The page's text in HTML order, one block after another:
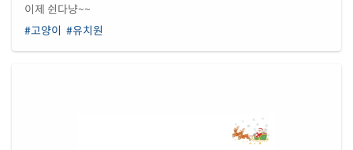
이제 쉰다냥~~
#고양이 #유치원